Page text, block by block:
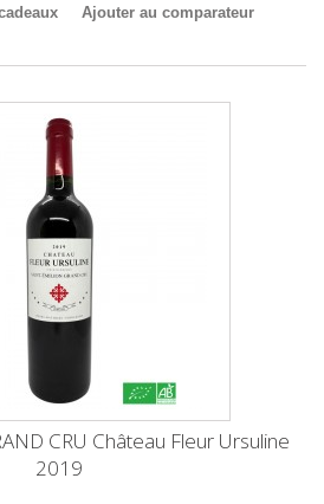
Ajouter au comparateur
CRU Château Fleur Ursuline
2019